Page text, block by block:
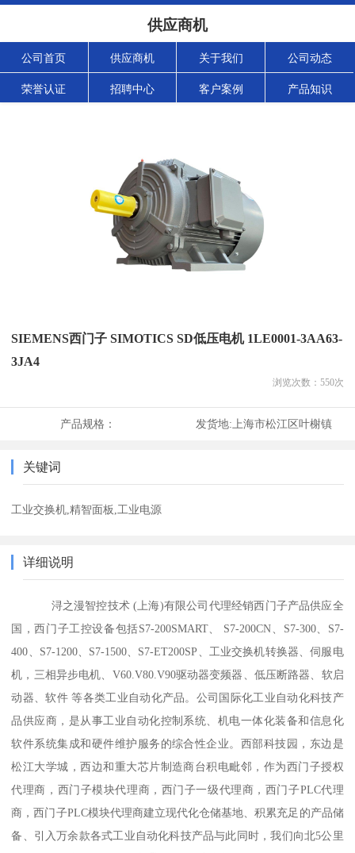
供应商机
公司首页 供应商机 关于我们 公司动态
荣誉认证 招聘中心 客户案例 产品知识
SIEMENS西门子 SIMOTICS SD低压电机 1LE0001-3AA63-
3JA4
浏览次数： 550次
产品规格： 发货地: 上海市松江区叶榭镇
关键词
工业交换机,精智面板,工业电源
详细说明
浔之漫智控技术 (上海)有限公司代理经销西门子产品供应全
国，西门子工控设备包括S7-200SMART、 S7-200CN、S7-300、S7-
400、S7-1200、S7-1500、S7-ET200SP、工业交换机转换器、伺服电
机，三相异步电机、V60.V80.V90驱动器变频器、低压断路器、软启
动器、软件 等各类工业自动化产品。公司国际化工业自动化科技产
品供应商，是从事工业自动化控制系统、机电一体化装备和信息化
软件系统集成和硬件维护服务的综合性企业。西部科技园，东边是
松江大学城，西边和重大芯片制造商台积电毗邻，作为西门子授权
代理商，西门子模块代理商，西门子一级代理商，西门子PLC代理
商，西门子PLC模块代理商建立现代化仓储基地、积累充足的产品储
备、引入万余款各式工业自动化科技产品与此同时，我们向北5公里